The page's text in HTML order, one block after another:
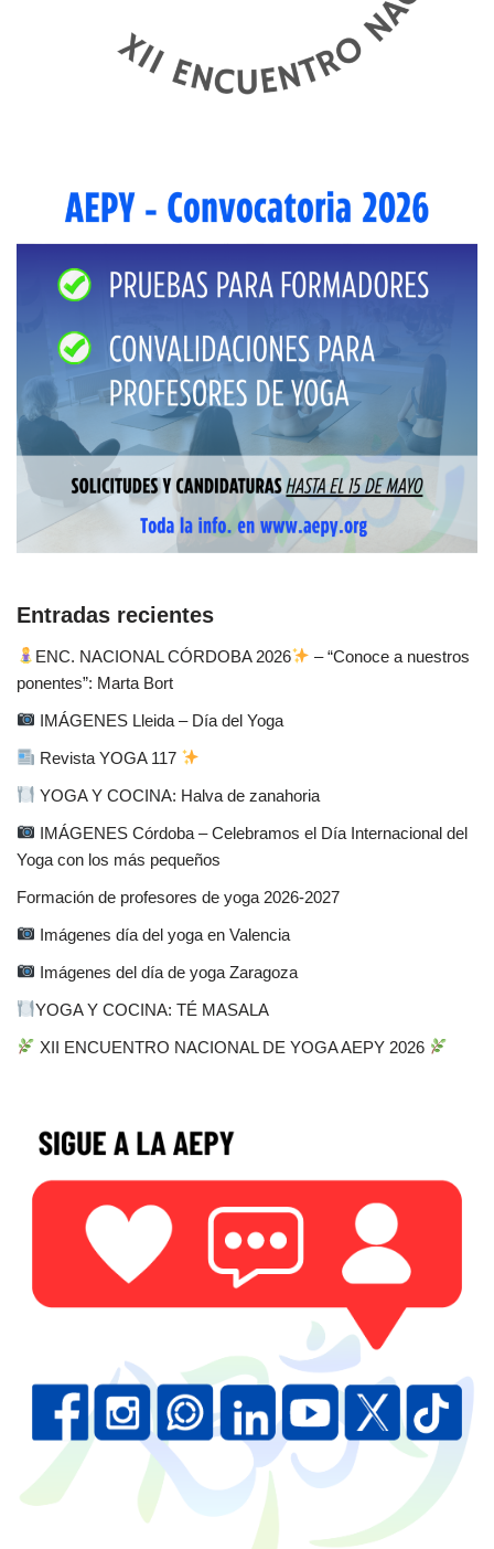
Entradas recientes
ENC. NACIONAL CÓRDOBA 2026
– “Conoce a nuestros
ponentes”: Marta Bort
IMÁGENES Lleida – Día del Yoga
Revista YOGA 117
YOGA Y COCINA: Halva de zanahoria
IMÁGENES Córdoba – Celebramos el Día Internacional del
Yoga con los más pequeños
Formación de profesores de yoga 2026-2027
Imágenes día del yoga en Valencia
Imágenes del día de yoga Zaragoza
YOGA Y COCINA: TÉ MASALA
XII ENCUENTRO NACIONAL DE YOGA AEPY 2026